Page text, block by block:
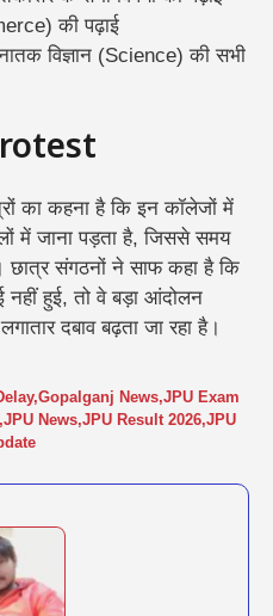
की पढ़ाई
विज्ञान (Science) की सभी
का कहना है कि इन कॉलेजों में
में जाना पड़ता है, जिससे समय
छात्र संगठनों ने साफ कहा है कि
नहीं हुई, तो वे बड़ा आंदोलन
दबाव बढ़ता जा रहा है।
,Gopalganj News,JPU Exam
,JPU News,JPU Result 2026,JPU